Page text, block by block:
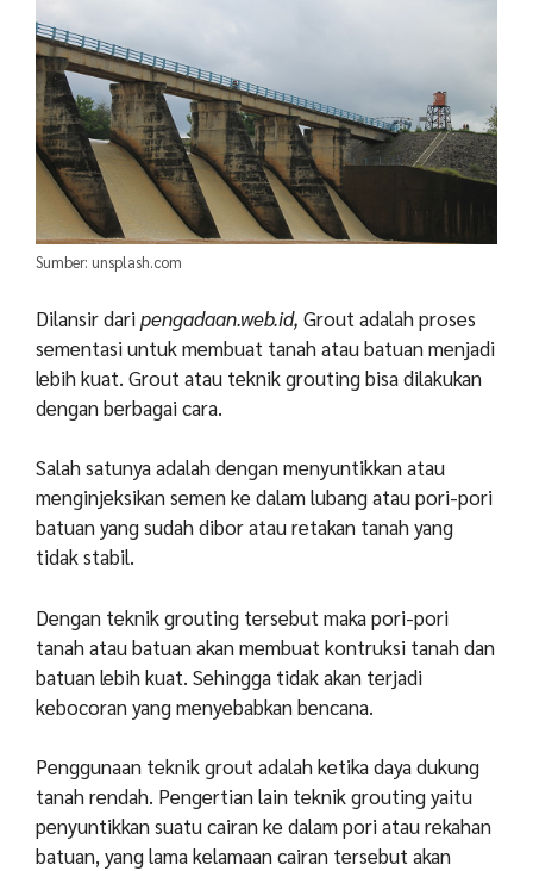
Sumber: unsplash.com
Dilansir daripengadaan.web.id, Grout adalah proses
sementasi untuk membuat tanah atau batuan menjadi
lebih kuat. Grout atau teknik grouting bisa dilakukan
dengan berbagai cara.
Salah satunya adalah dengan menyuntikkan atau
menginjeksikan semen ke dalam lubang atau pori-pori
batuan yang sudah dibor atau retakan tanah yang
tidak stabil.
Dengan teknik grouting tersebut maka pori-pori
tanah atau batuan akan membuat kontruksi tanah dan
batuan lebih kuat. Sehingga tidak akan terjadi
kebocoran yang menyebabkan bencana.
Penggunaan teknik grout adalah ketika daya dukung
tanah rendah. Pengertian lain teknik grouting yaitu
penyuntikkan suatu cairan ke dalam pori atau rekahan
batuan, yang lama kelamaan cairan tersebut akan